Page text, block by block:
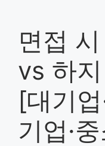
면접
vs 하
[대기업
기업·